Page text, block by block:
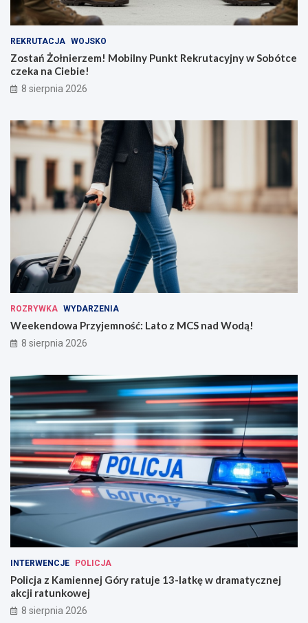
REKRUTACJA WOJSKO
Zostań Żołnierzem! Mobilny Punkt Rekrutacyjny w Sobótce
czeka na Ciebie!
8 sierpnia 2026
ROZRYWKA WYDARZENIA
Weekendowa Przyjemność: Lato z MCS nad Wodą!
8 sierpnia 2026
INTERWENCJE POLICJA
Policja z Kamiennej Góry ratuje 13-latkę w dramatycznej
akcji ratunkowej
8 sierpnia 2026